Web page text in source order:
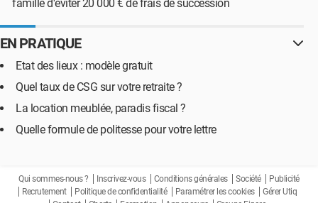
famille d'éviter 20 000 € de frais de succession
EN PRATIQUE
Etat des lieux : modèle gratuit
Quel taux de CSG sur votre retraite ?
La location meublée, paradis fiscal ?
Quelle formule de politesse pour votre lettre
Qui sommes-nous ? Inscrivez-vous Conditions générales Société
Publicité
Recrutement
Politique de confidentialité Paramétrer les cookies
Gérer Utiq